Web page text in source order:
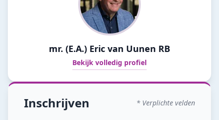
mr. (E.A.) Eric van Uunen RB
Bekijk volledig profiel
Inschrijven * Verplichte velden